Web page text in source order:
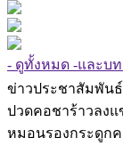
- ดูทั้งหมด -และบ
ข่าวประชาสัมพันธ์
ปวดคอชาร้าวลงแ
หมอนรองกระดูกคอ